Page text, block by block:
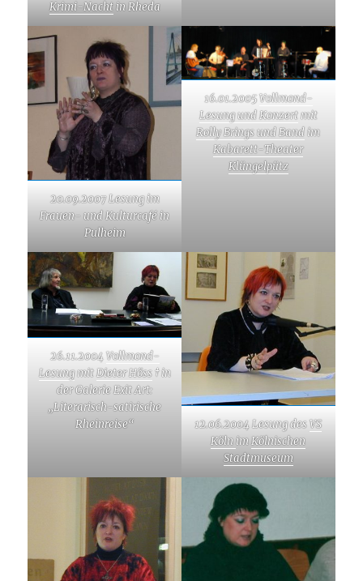
Krimi-Nachtin Rheda
20.09.2007 Lesung im
Frauen- und Kulturcafé in
Pulheim
16.01.2005Vollmond-
Lesung und Konzertmit
Rolly Brings und Bandim
Kabarett-Theater
Klüngelpütz
26.11.2004Vollmond-
LesungmitDieter Höss† in
der Galerie Exit Art:
„Literarisch-satirische
Rheinreise“
12.06.2004 Lesung desVS
KölnimKölnischen
Stadtmuseum